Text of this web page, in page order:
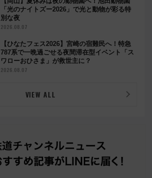
「光のナイトズー2026」で光と動物が彩る特
別な夜
2026.08.07
【ひなたフェス2026】宮崎の宿難民へ！特急
787系で一晩過ごせる夜間滞在型イベント「ス
ワローおひさま」が救世主に？
2026.08.07
VIEW ALL